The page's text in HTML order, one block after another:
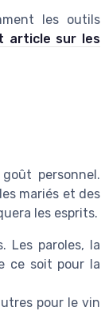
les outils
article sur les
personnel.
mariés et des
les esprits.
Les paroles, la
ce soit pour la
pour le vin